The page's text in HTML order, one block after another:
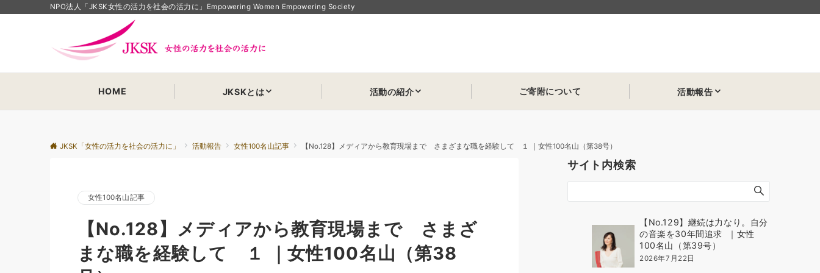
NPO法人「JKSK女性の活力を社会の活力に」Empowering Women Empowering Society
HOME JKSKとは 活動の紹介 ご寄附について 活動報告
JKSK「女性の活力を社会の活力に」 活動報告 女性100名山記事 【No.128】メディアから教育現場まで さまざまな職を経験して １ ｜女性100名山（第38号）
女性100名山記事
【No.128】メディアから教育現場まで さまざ
まな職を経験して １ ｜女性100名山（第38
サイト内検索
【No.129】継続は力なり。自分
の音楽を30年間追求 ｜女性
100名山（第39号）
2026年7月22日